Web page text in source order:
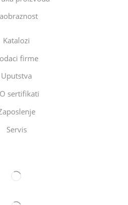
Katalozi
firme
Uputstva
sertifikati
Servis